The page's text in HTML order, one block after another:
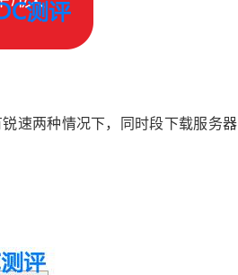
速两种情况下，同时段下载服务器